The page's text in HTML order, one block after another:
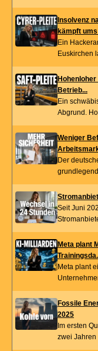
Insolvenz
kämpft ums
Ein
Euskirchen
Betrieb...
Ein
Abgrund.
Weniger
Der
Seit Juni
Meta plant
Meta plant
Fossile
2025
Im ersten
zwei Jahren